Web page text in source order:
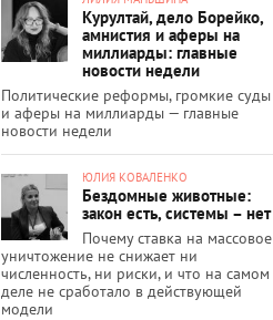
Курултай, дело Борейко,
амнистия и аферы на
миллиарды: главные
новости недели
Политические реформы, громкие суды
и аферы на миллиарды — главные
новости недели
ЮЛИЯ КОВАЛЕНКО
Бездомные животные:
закон есть, системы – нет
Почему ставка на массовое
уничтожение не снижает ни
численность, ни риски, и что на самом
деле не сработало в действующей
модели